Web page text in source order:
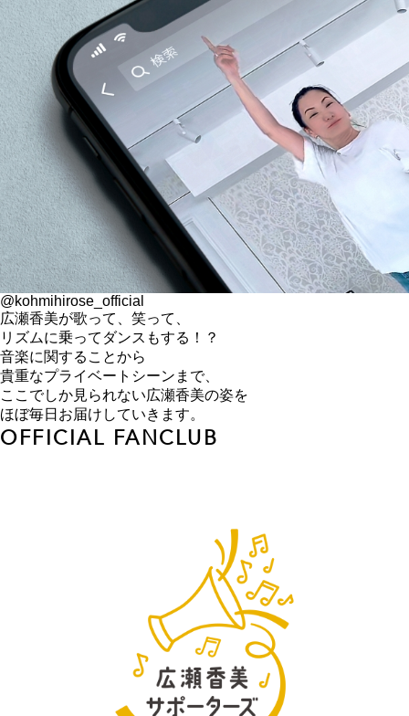
@kohmihirose_official
広瀬香美が歌って、笑って、
リズムに乗ってダンスもする！？
音楽に関することから
貴重なプライベートシーンまで、
ここでしか見られない広瀬香美の姿を
ほぼ毎日お届けしていきます。
OFFICIAL FANCLUB